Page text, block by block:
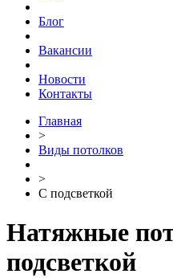
Блог
Вакансии
Новости
Контакты
Главная
>
Виды потолков
>
С подсветкой
Натяжные
подсветкой